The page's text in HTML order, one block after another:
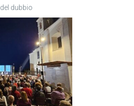
dubbio